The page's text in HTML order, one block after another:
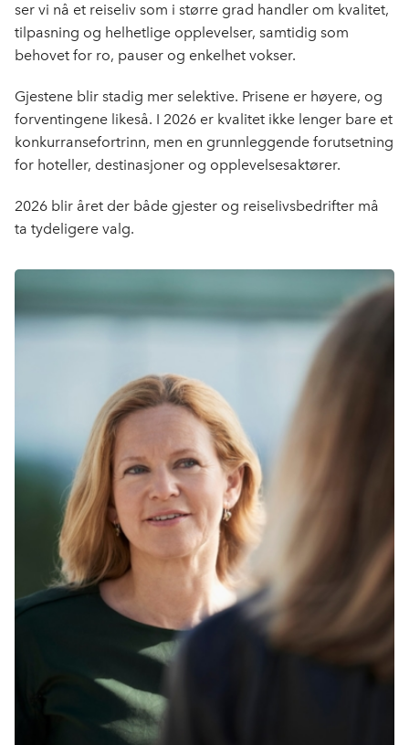
o
k
ser vi nå et reiseliv som i større grad handler om kvalitet,
tilpasning og helhetlige opplevelser, samtidig som
behovet for ro, pauser og enkelhet vokser.
Gjestene blir stadig mer selektive. Prisene er høyere, og
forventingene likeså. I 2026 er kvalitet ikke lenger bare et
konkurransefortrinn, men en grunnleggende forutsetning
for hoteller, destinasjoner og opplevelsesaktører.
2026 blir året der både gjester og reiselivsbedrifter må
ta tydeligere valg.